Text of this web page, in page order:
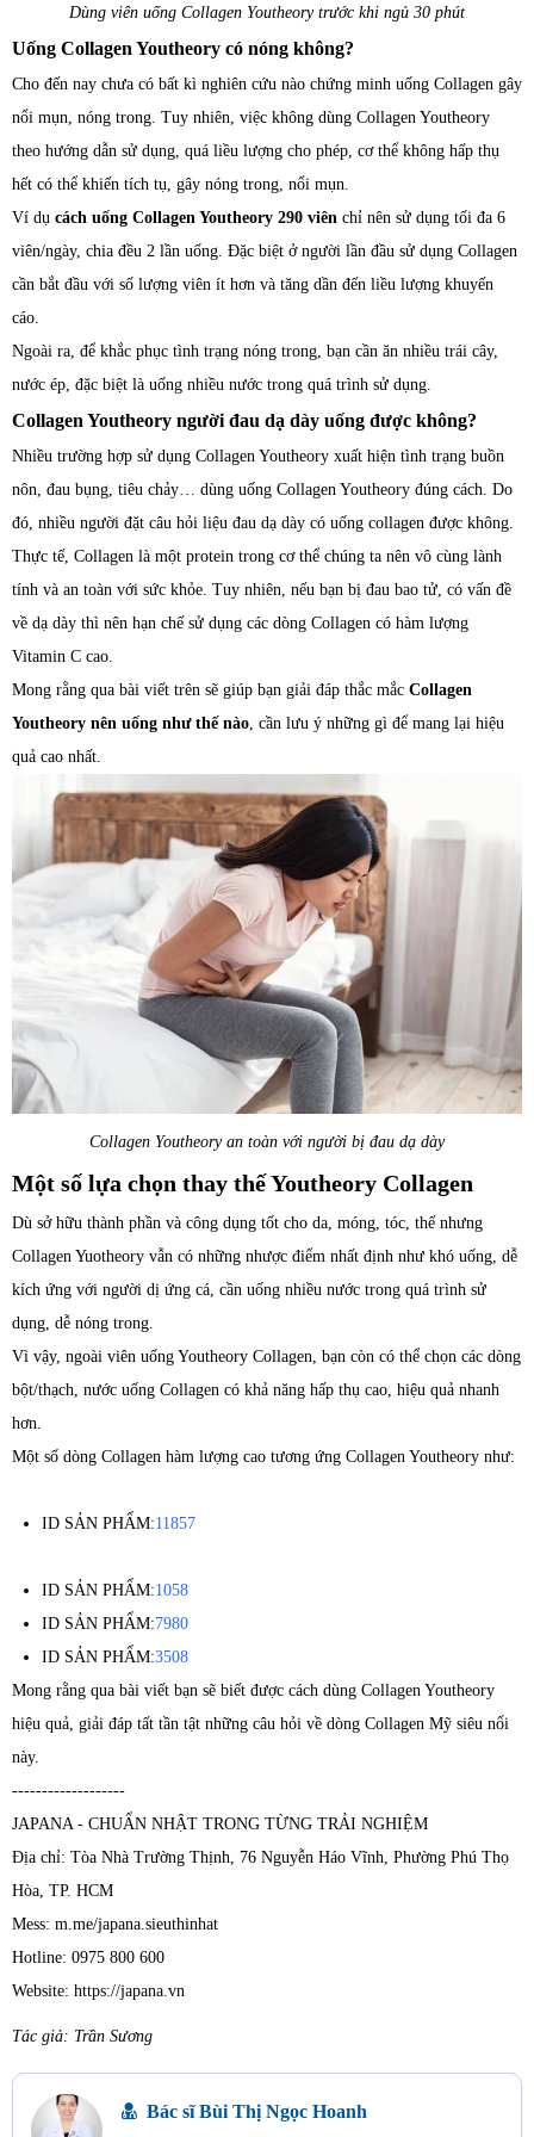
Dùng viên uống Collagen Youtheory trước khi ngủ 30 phút
Uống Collagen Youtheory có nóng không?
Cho đến nay chưa có bất kì nghiên cứu nào chứng minh uống Collagen gây
nổi mụn, nóng trong. Tuy nhiên, việc không dùng Collagen Youtheory
theo hướng dẫn sử dụng, quá liều lượng cho phép, cơ thể không hấp thụ
hết có thể khiến tích tụ, gây nóng trong, nổi mụn.
Ví dụ cách uống Collagen Youtheory 290 viên chỉ nên sử dụng tối đa 6
viên/ngày, chia đều 2 lần uống. Đặc biệt ở người lần đầu sử dụng Collagen
cần bắt đầu với số lượng viên ít hơn và tăng dần đến liều lượng khuyến
cáo.
Ngoài ra, để khắc phục tình trạng nóng trong, bạn cần ăn nhiều trái cây,
nước ép, đặc biệt là uống nhiều nước trong quá trình sử dụng.
Collagen Youtheory người đau dạ dày uống được không?
Nhiều trường hợp sử dụng Collagen Youtheory xuất hiện tình trạng buồn
nôn, đau bụng, tiêu chảy… dùng uống Collagen Youtheory đúng cách. Do
đó, nhiều người đặt câu hỏi liệu đau dạ dày có uống collagen được không.
Thực tế, Collagen là một protein trong cơ thể chúng ta nên vô cùng lành
tính và an toàn với sức khỏe. Tuy nhiên, nếu bạn bị đau bao tử, có vấn đề
về dạ dày thì nên hạn chế sử dụng các dòng Collagen có hàm lượng
Vitamin C cao.
Mong rằng qua bài viết trên sẽ giúp bạn giải đáp thắc mắc Collagen
Youtheory nên uống như thế nào , cần lưu ý những gì để mang lại hiệu
quả cao nhất.
Collagen Youtheory an toàn với người bị đau dạ dày
Một số lựa chọn thay thế Youtheory Collagen
Dù sở hữu thành phần và công dụng tốt cho da, móng, tóc, thế nhưng
Collagen Yuotheory vẫn có những nhược điểm nhất định như khó uống, dễ
kích ứng với người dị ứng cá, cần uống nhiều nước trong quá trình sử
dụng, dễ nóng trong.
Vì vậy, ngoài viên uống Youtheory Collagen, bạn còn có thể chọn các dòng
bột/thạch, nước uống Collagen có khả năng hấp thụ cao, hiệu quả nhanh
hơn.
Một số dòng Collagen hàm lượng cao tương ứng Collagen Youtheory như:
ID SẢN PHẨM:11857
ID SẢN PHẨM:1058
ID SẢN PHẨM:7980
ID SẢN PHẨM:3508
Mong rằng qua bài viết bạn sẽ biết được cách dùng Collagen Youtheory
hiệu quả, giải đáp tất tần tật những câu hỏi về dòng Collagen Mỹ siêu nổi
này.
-------------------
JAPANA - CHUẨN NHẬT TRONG TỪNG TRẢI NGHIỆM
Địa chỉ: Tòa Nhà Trường Thịnh, 76 Nguyễn Háo Vĩnh, Phường Phú Thọ
Hòa, TP. HCM
Mess: m.me/japana.sieuthinhat
Hotline: 0975 800 600
Website: https://japana.vn
Tác giả: Trần Sương
Bác sĩ Bùi Thị Ngọc Hoanh